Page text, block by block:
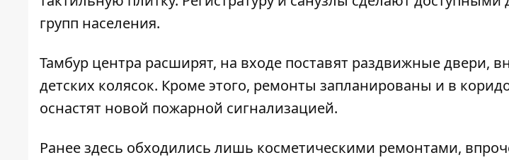
групп населения.
Тамбур центра расширят, на входе поставят раздвижные двери,
детских колясок. Кроме этого, ремонты запланированы и в
оснастят новой пожарной сигнализацией.
Ранее здесь обходились лишь косметическими ремонтами,